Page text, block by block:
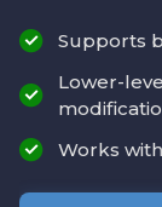
Supports
Lower-
Works